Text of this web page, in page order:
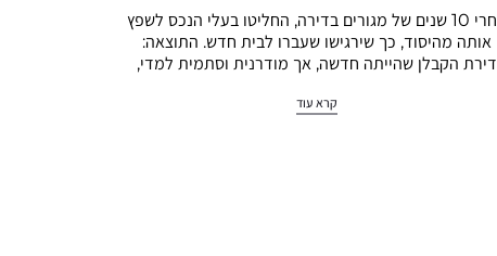
אחרי 10 שנים של מגורים בדירה, החליטו בעלי הנכס לשפץ
אותה מהיסוד, כך שירגישו שעברו לבית חדש. התוצאה:
דירת הקבלן שהייתה חדשה, אך מודרנית וסתמית למדי,
קרא עוד